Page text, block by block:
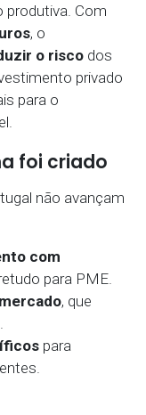
produtiva. Com
, o
o risco dos
privado
para o
foi criado
não avançam
com
para PME.
, que
para